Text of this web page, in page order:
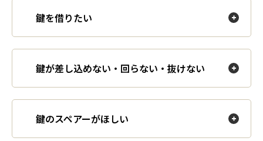
鍵を借りたい
鍵が差し込めない・回らない・抜けない
鍵のスペアーがほしい